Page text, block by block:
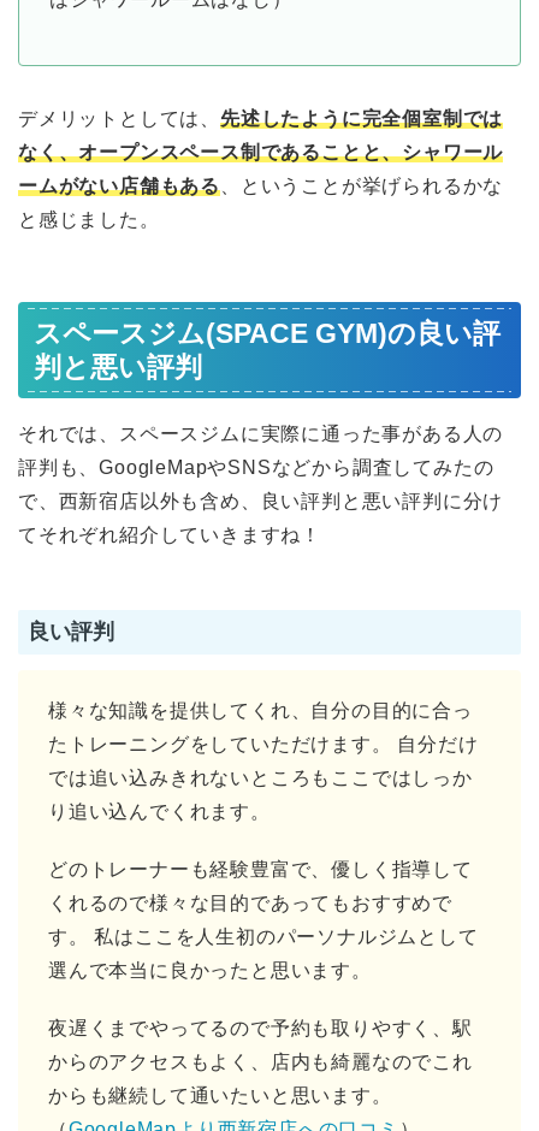
デメリットとしては、 先述したように完全個室制では
なく、オープンスペース制であることと、シャワール
ームがない店舗もある 、ということが挙げられるかな
と感じました。
スペースジム(SPACE GYM)の良い評
判と悪い評判
それでは、スペースジムに実際に通った事がある人の
評判も、GoogleMapやSNSなどから調査してみたの
で、西新宿店以外も含め、良い評判と悪い評判に分け
てそれぞれ紹介していきますね！
良い評判
様々な知識を提供してくれ、自分の目的に合っ
たトレーニングをしていただけます。 自分だけ
では追い込みきれないところもここではしっか
り追い込んでくれます。
どのトレーナーも経験豊富で、優しく指導して
くれるので様々な目的であってもおすすめで
す。 私はここを人生初のパーソナルジムとして
選んで本当に良かったと思います。
夜遅くまでやってるので予約も取りやすく、駅
からのアクセスもよく、店内も綺麗なのでこれ
からも継続して通いたいと思います。